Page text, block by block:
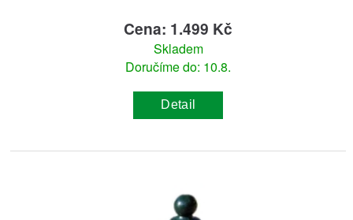
Cena: 1.499 Kč
Skladem
Doručíme do: 10.8.
Detail